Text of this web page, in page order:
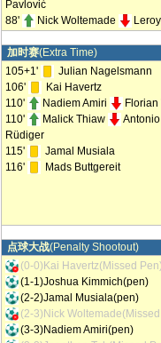
Pavlović
88'
Nick Woltemade
加时赛(Extra Time)
105+1'
Julian Nagelsmann
106'
Kai Havertz
110'
Nadiem Amiri
Florian
110'
Malick Thiaw
Antonio
Rüdiger
115'
Jamal Musiala
116'
Mads Buttgereit
点球大战(Penalty Shootout)
(0-0)Kai Havertz(Missed Pen)
(1-1)Joshua Kimmich(pen)
(2-2)Jamal Musiala(pen)
(2-3)Nick
(3-3)Nadiem Amiri(pen)